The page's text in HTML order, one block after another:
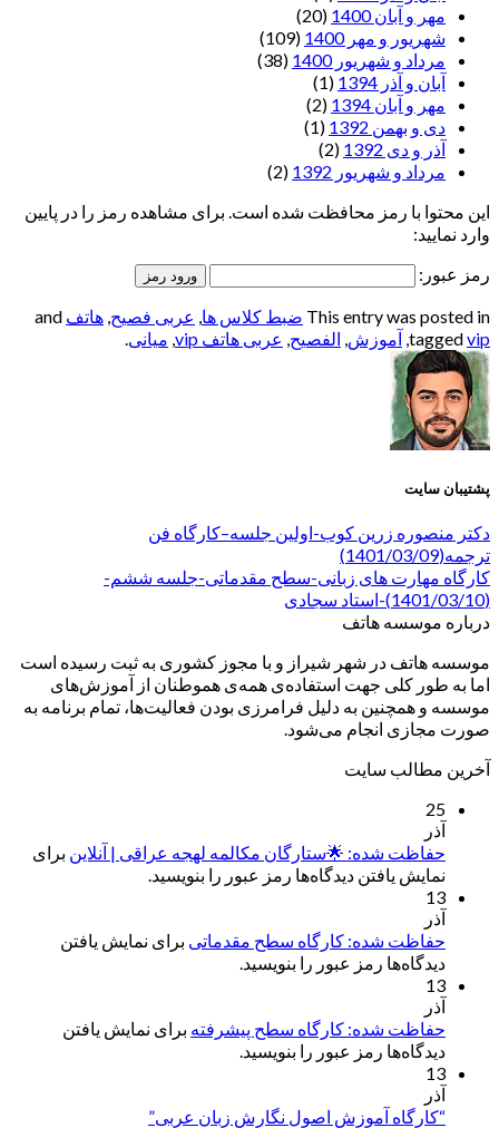
مهر و آبان 1400
(20)
شهریور و مهر 1400
(109)
مرداد و شهریور 1400
(38)
آبان و آذر 1394
(1)
مهر و آبان 1394
(2)
دی و بهمن 1392
(1)
آذر و دی 1392
(2)
مرداد و شهریور 1392
(2)
این محتوا با رمز محافظت شده است. برای مشاهده رمز را در پایین
وارد نمایید:
رمز عبور:
This entry was posted in ضبط کلاس ها, عربی فصیح, هاتف and
taggedvip
, آموزش, الفصيح, عربی هاتف vip , میانی.
پشتیبان سایت
دکتر منصوره زرین کوب-اولین جلسه–کارگاه فن
ترجمه(1401/03/09)
کارگاه مهارت های زبانی-سطح مقدماتی-جلسه ششم-
(1401/03/10)-استاد سجادی
درباره موسسه هاتف
موسسه هاتف در شهر شیراز و با مجوز کشوری به ثبت رسیده است
اما به طور کلی جهت استفاده‌ی همه‌ی هموطنان از آموزش‌های
موسسه و همچنین به دلیل فرامرزی بودن فعالیت‌ها، تمام برنامه به
صورت مجازی انجام می‌شود.
آخرین مطالب سایت
25
آذر
حفاظت شده: 🌟ستارگان مکالمه لهجه عراقی | آنلاین برای
نمایش یافتن دیدگاه‌ها رمز عبور را بنویسید.
13
آذر
حفاظت شده: کارگاه سطح مقدماتی برای نمایش یافتن
دیدگاه‌ها رمز عبور را بنویسید.
13
آذر
حفاظت شده: کارگاه سطح پیشرفته برای نمایش یافتن
دیدگاه‌ها رمز عبور را بنویسید.
13
آذر
“کارگاه آموزش اصول نگارش زبان عربی”